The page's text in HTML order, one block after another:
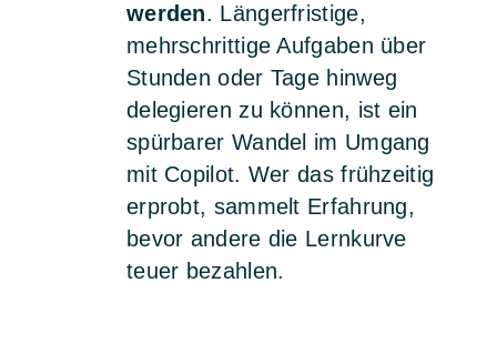
werden. Längerfristige,
mehrschrittige Aufgaben über
Stunden oder Tage hinweg
delegieren zu können, ist ein
spürbarer Wandel im Umgang
mit Copilot. Wer das frühzeitig
erprobt, sammelt Erfahrung,
bevor andere die Lernkurve
teuer bezahlen.